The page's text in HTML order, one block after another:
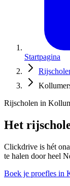
Startpagina
Rijscholen in
Het
Clickdrive is hét
te halen door heel
Boek je proefles in